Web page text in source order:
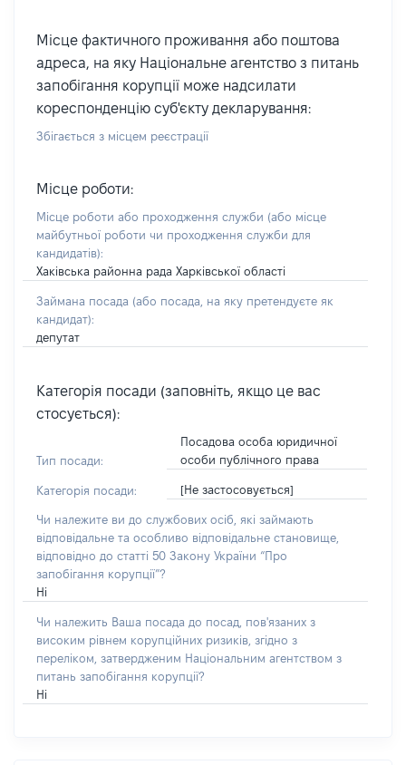
Місце фактичного проживання або поштова
адреса, на яку Національне агентство з питань
запобігання корупції може надсилати
кореспонденцію суб'єкту декларування:
Збігається з місцем реєстрації
Місце роботи:
Місце роботи або проходження служби (або місце
майбутньої роботи чи проходження служби для
кандидатів):
Хаківська районна рада Харківської області
Займана посада (або посада, на яку претендуєте як
кандидат):
депутат
Категорія посади (заповніть, якщо це вас
стосується):
Тип посади:
Посадова особа юридичної
особи публічного права
Категорія посади: [Не застосовується]
Чи належите ви до службових осіб, які займають
відповідальне та особливо відповідальне становище,
відповідно до статті 50 Закону України “Про
запобігання корупції”?
Ні
Чи належить Ваша посада до посад, пов'язаних з
високим рівнем корупційних ризиків, згідно з
переліком, затвердженим Національним агентством з
питань запобігання корупції?
Ні